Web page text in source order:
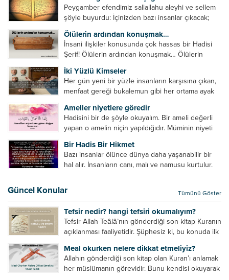
toplantıdır....
Peygamber efendimiz sallallahu aleyhi ve sellem
şöyle buyurdu: İçinizden bazı insanlar çıkacak;
küçümseyeceksiniz. Onların oruçlarını görünce
kendi oruçlarınızı küçümseyeceksiniz. Onların
amellerini görünce kendi amellerinizi
küçümseyeceksiniz. ...
Ölülerin ardından konuşmak…
İnsani ilişkiler konusunda çok hassas bir Hadisi
Şerif! Ölülerin ardından konuşmak… Ölülerin
küfretmek, sövmek, onların günah ve kusurlarını
zikretmek ölüye zarar vermez, fayda da vermez....
İki Yüzlü Kimseler
Her gün yeni bir yüzle insanların karşısına çıkan,
menfaat gereği bukalemun gibi her ortama ayak
insan grubudur. Müminlerin yanında mümin gibi
duran,...
Ameller niyetlere göredir
Hadisini bir de şöyle okuyalım. Bir ameli değerli
yapan o amelin niçin yapıldığıdır. Müminin niyeti
namazın hiçbir değeri yoktur. Gösteriş için
okunan ezanın hiçbir...
Bir Hadis Bir Hikmet
Bazı insanlar ölünce dünya daha yaşanabilir bir
hal alır. İnsanların canı, malı ve namusu kurtulur.
kurtulur. Ağaçlar onun zulmünden kurtulur....
Güncel Konular Tümünü Göster
Tefsir nedir? hangi tefsiri okumalıyım?
Tefsir Allah Teâlâ’nın gönderdiği son kitap Kuranın
açıklanması faaliyetidir. Şüphesiz ki, bu konuda ilk
ayetleri peygamber efendimize soruyor. O da
bunları izah ediyor/tefsir ediyordu. “Biz sana...
Meal okurken nelere dikkat etmeliyiz?
Allahın gönderdiği son kitap olan Kuran’ı anlamak
her müslümanın görevidir. Bunu kendisi okuyarak